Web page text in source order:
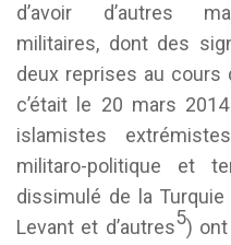
d’avoir d’autres
militaires, dont des
deux reprises au cours
c’était le 20 mars
islamistes
militaro-politique et
dissimulé de la Turquie
Levant et d’autres5)